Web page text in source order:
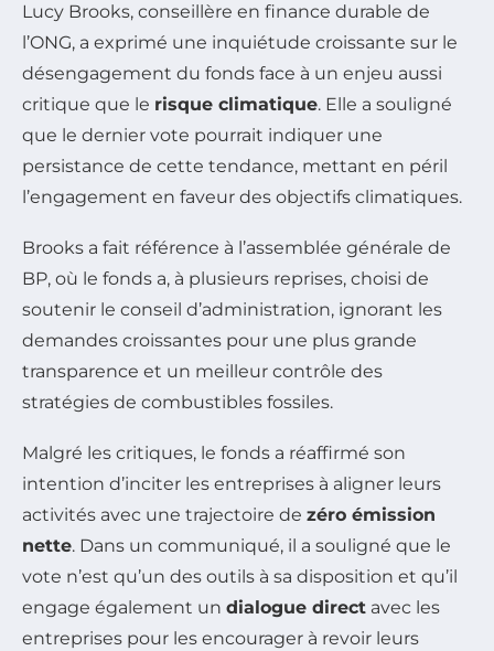
Lucy Brooks, conseillère en finance durable de
l’ONG, a exprimé une inquiétude croissante sur le
désengagement du fonds face à un enjeu aussi
critique que le risque climatique. Elle a souligné
que le dernier vote pourrait indiquer une
persistance de cette tendance, mettant en péril
l’engagement en faveur des objectifs climatiques.
Brooks a fait référence à l’assemblée générale de
BP, où le fonds a, à plusieurs reprises, choisi de
soutenir le conseil d’administration, ignorant les
demandes croissantes pour une plus grande
transparence et un meilleur contrôle des
stratégies de combustibles fossiles.
Malgré les critiques, le fonds a réaffirmé son
intention d’inciter les entreprises à aligner leurs
activités avec une trajectoire de zéro émission
nette. Dans un communiqué, il a souligné que le
vote n’est qu’un des outils à sa disposition et qu’il
engage également un dialogue direct avec les
entreprises pour les encourager à revoir leurs